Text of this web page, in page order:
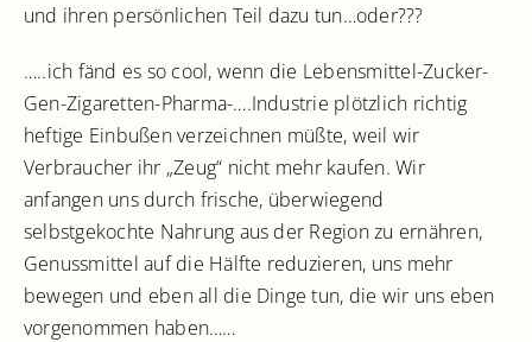
und ihren persönlichen Teil dazu tun…oder???
…..ich fänd es so cool, wenn die Lebensmittel-Zucker-
Gen-Zigaretten-Pharma-….Industrie plötzlich richtig
heftige Einbußen verzeichnen müßte, weil wir
Verbraucher ihr „Zeug“ nicht mehr kaufen. Wir
anfangen uns durch frische, überwiegend
selbstgekochte Nahrung aus der Region zu ernähren,
Genussmittel auf die Hälfte reduzieren, uns mehr
bewegen und eben all die Dinge tun, die wir uns eben
vorgenommen haben……